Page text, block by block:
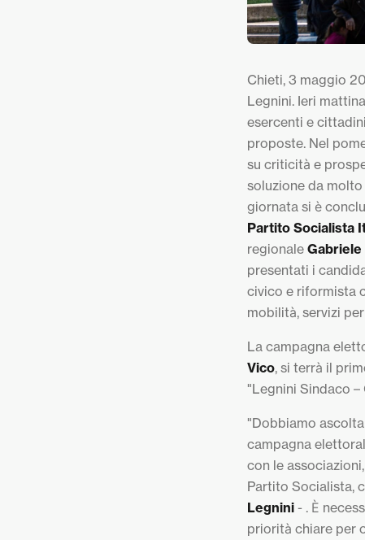
Chieti, 3 maggio
Legnini. Ieri
esercenti e
proposte. Nel
su criticità e
soluzione da
giornata si è
Partito Socialista
regionale Gabriele
presentati i
civico e riformista
mobilità, servizi
La campagna
Vico, si terrà il
"Legnini Sindaco
"Dobbiamo
campagna
con le
Partito Socialista,
Legnini - . È
priorità chiare per